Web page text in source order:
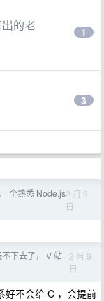
的老
1
3
个熟悉 Node.js2 月 9
日
下去了， V 站
2 月 9
日
好不会给 C ，会提前